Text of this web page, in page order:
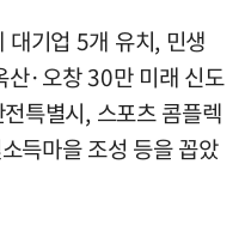
대기업 5개 유치, 민생
·오창 30만 미래 신도
특별시, 스포츠 콤플렉
득마을 조성 등을 꼽았